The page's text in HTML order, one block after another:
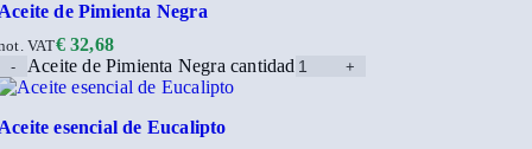
de Pimienta Negra
€32,68
VAT
Aceite de Pimienta Negra cantidad
esencial de Eucalipto